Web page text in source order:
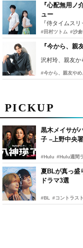
PICKUP
黒木メイサが
子 –上野中央
#Hulu #Hulu週間
夏BLが真っ盛
ドラマ3選
#BL #コントラスト
『心配無用ノ
ュー
#田村ツトム #沙
『今から、親
沢村玲、親友
#今から、親友やめ